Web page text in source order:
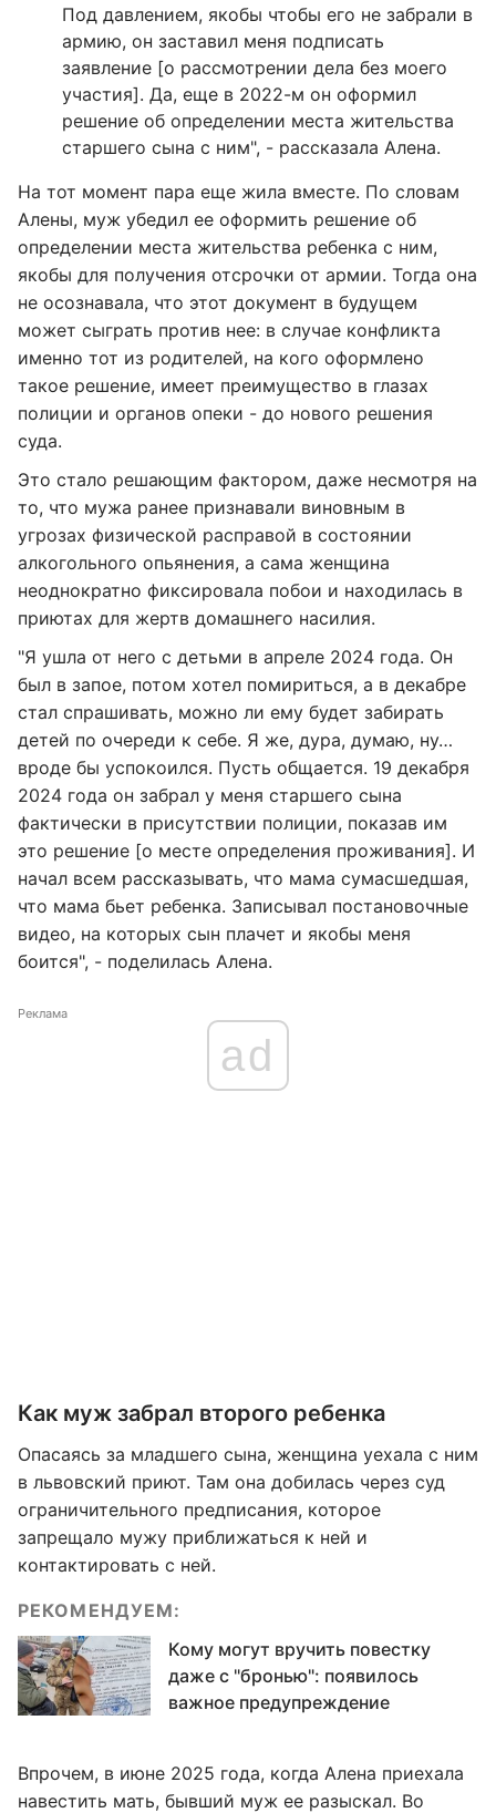
Под давлением, якобы чтобы его не забрали в
армию, он заставил меня подписать
заявление [о рассмотрении дела без моего
участия]. Да, еще в 2022-м он оформил
решение об определении места жительства
старшего сына с ним", - рассказала Алена.
На тот момент пара еще жила вместе. По словам
Алены, муж убедил ее оформить решение об
определении места жительства ребенка с ним,
якобы для получения отсрочки от армии. Тогда она
не осознавала, что этот документ в будущем
может сыграть против нее: в случае конфликта
именно тот из родителей, на кого оформлено
такое решение, имеет преимущество в глазах
полиции и органов опеки - до нового решения
суда.
Это стало решающим фактором, даже несмотря на
то, что мужа ранее признавали виновным в
угрозах физической расправой в состоянии
алкогольного опьянения, а сама женщина
неоднократно фиксировала побои и находилась в
приютах для жертв домашнего насилия.
"Я ушла от него с детьми в апреле 2024 года. Он
был в запое, потом хотел помириться, а в декабре
стал спрашивать, можно ли ему будет забирать
детей по очереди к себе. Я же, дура, думаю, ну…
вроде бы успокоился. Пусть общается. 19 декабря
2024 года он забрал у меня старшего сына
фактически в присутствии полиции, показав им
это решение [о месте определения проживания]. И
начал всем рассказывать, что мама сумасшедшая,
что мама бьет ребенка. Записывал постановочные
видео, на которых сын плачет и якобы меня
боится", - поделилась Алена.
Реклама
ad
Как муж забрал второго ребенка
Опасаясь за младшего сына, женщина уехала с ним
в львовский приют. Там она добилась через суд
ограничительного предписания, которое
запрещало мужу приближаться к ней и
контактировать с ней.
РЕКОМЕНДУЕМ:
Кому могут вручить повестку
даже с "бронью": появилось
важное предупреждение
Впрочем, в июне 2025 года, когда Алена приехала
навестить мать, бывший муж ее разыскал. Во